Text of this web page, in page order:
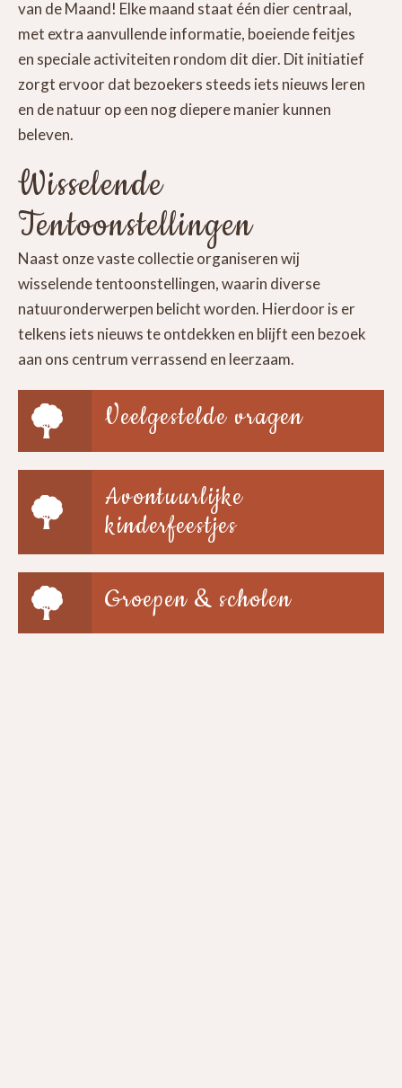
van de Maand! Elke maand staat één dier centraal,
met extra aanvullende informatie, boeiende feitjes
en speciale activiteiten rondom dit dier. Dit initiatief
zorgt ervoor dat bezoekers steeds iets nieuws leren
en de natuur op een nog diepere manier kunnen
beleven.
Wisselende
Tentoonstellingen
Naast onze vaste collectie organiseren wij
wisselende tentoonstellingen, waarin diverse
natuuronderwerpen belicht worden. Hierdoor is er
telkens iets nieuws te ontdekken en blijft een bezoek
aan ons centrum verrassend en leerzaam.
Veelgestelde vragen
Avontuurlijke
kinderfeestjes
Groepen & scholen